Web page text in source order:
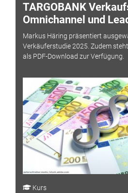
TARGOBANK
Omnichannel und
Markus Häring präsentiert
Verkäuferstudie 2025. Zudem
als PDF-Download zur Verfügung.
Kurs